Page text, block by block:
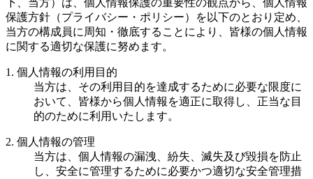
下、当方）は、個人情報保護の重要性の観点から、個人情報
保護方針（プライバシー・ポリシー）を以下のとおり定め、
当方の構成員に周知・徹底することにより、皆様の個人情報
に関する適切な保護に努めます。
1. 個人情報の利用目的
当方は、その利用目的を達成するために必要な限度に
おいて、皆様から個人情報を適正に取得し、正当な目
的のために利用いたします。
2. 個人情報の管理
当方は、個人情報の漏洩、紛失、滅失及び毀損を防止
し、安全に管理するために必要かつ適切な安全管理措